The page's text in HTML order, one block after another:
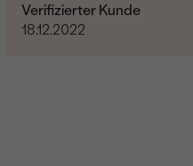
Hochzeit rundum
Vielen lieben Dank auch
Verifizierter Kunde
18.12.2022